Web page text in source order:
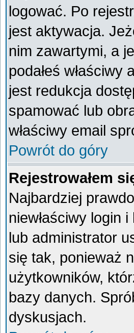
logować. Po
jest aktywacja.
nim zawartymi, a
podałeś
jest redukcja
spamować lub
właściwy email
Powrót do góry
Rejestrowałem
Najbardziej
niewłaściwy login
lub administrator
się tak, ponieważ
użytkowników,
bazy danych.
dyskusjach.